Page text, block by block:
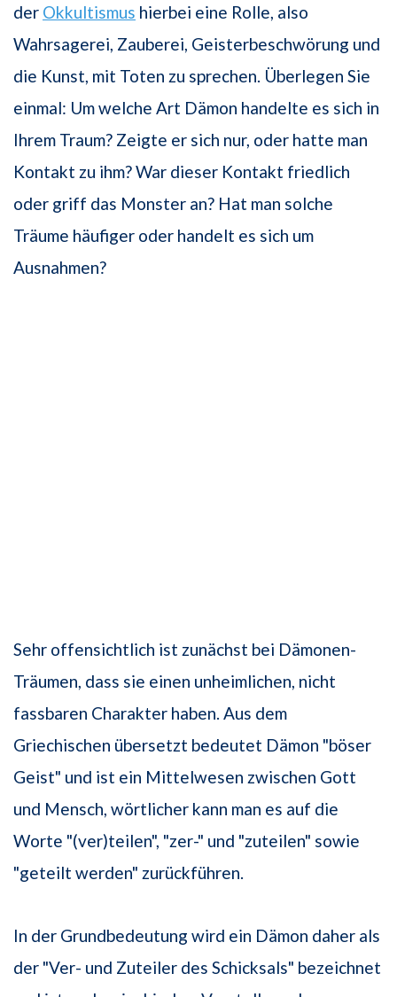
der Okkultismus hierbei eine Rolle, also
Wahrsagerei, Zauberei, Geisterbeschwörung und
die Kunst, mit Toten zu sprechen. Überlegen Sie
einmal: Um welche Art Dämon handelte es sich in
Ihrem Traum? Zeigte er sich nur, oder hatte man
Kontakt zu ihm? War dieser Kontakt friedlich
oder griff das Monster an? Hat man solche
Träume häufiger oder handelt es sich um
Ausnahmen?
Sehr offensichtlich ist zunächst bei Dämonen-
Träumen, dass sie einen unheimlichen, nicht
fassbaren Charakter haben. Aus dem
Griechischen übersetzt bedeutet Dämon "böser
Geist" und ist ein Mittelwesen zwischen Gott
und Mensch, wörtlicher kann man es auf die
Worte "(ver)teilen", "zer-" und "zuteilen" sowie
"geteilt werden" zurückführen.
In der Grundbedeutung wird ein Dämon daher als
der "Ver- und Zuteiler des Schicksals" bezeichnet